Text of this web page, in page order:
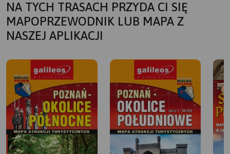
NA TYCH TRASACH PRZYDA CI SIĘ
MAPOPRZEWODNIK LUB MAPA Z
NASZEJ APLIKACJI